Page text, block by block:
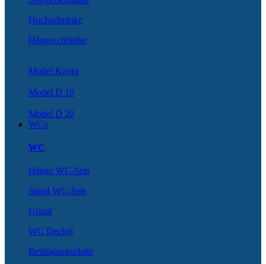
Hochschränke
Hängeschränke
Model Kayra
Model D 10
Model D 20
WCs
WC
Hänge WC-Sets
Stand WC-Sets
Urinal
WC Deckel
Betätigungsplatte